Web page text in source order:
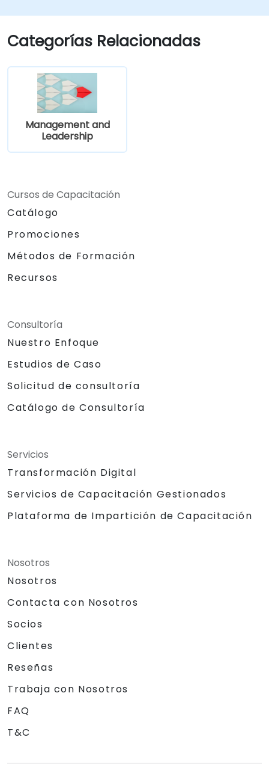
Categorías Relacionadas
Management and
Leadership
Cursos de Capacitación
Catálogo
Promociones
Métodos de Formación
Recursos
Consultoría
Nuestro Enfoque
Estudios de Caso
Solicitud de consultoría
Catálogo de Consultoría
Servicios
Transformación Digital
Servicios de Capacitación Gestionados
Plataforma de Impartición de Capacitación
Nosotros
Nosotros
Contacta con Nosotros
Socios
Clientes
Reseñas
Trabaja con Nosotros
FAQ
T&C